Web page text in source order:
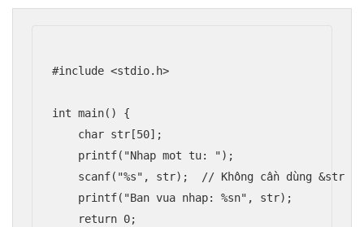
#include <stdio.h>
int main() {
    char str[50];
    printf("Nhap mot tu: ");
scanf("%s", str);  // Không cần dùng &str
    printf("Ban vua nhap: %sn", str);
    return 0;